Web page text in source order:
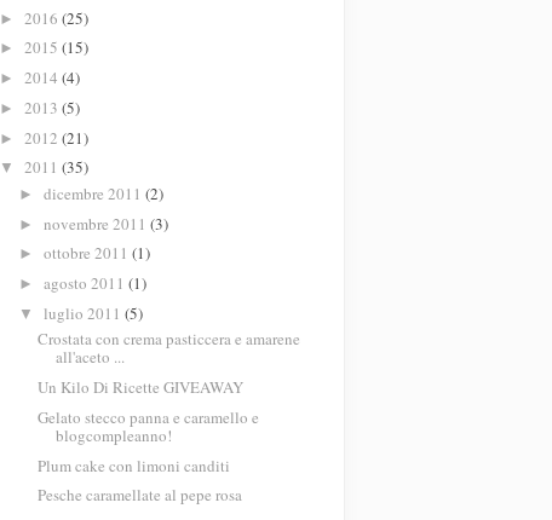
► 2016 (25)
► 2015 (15)
► 2014 (4)
► 2013 (5)
► 2012 (21)
▼ 2011 (35)
► dicembre 2011 (2)
► novembre 2011 (3)
► ottobre 2011 (1)
► agosto 2011 (1)
▼ luglio 2011 (5)
Crostata con crema pasticcera e amarene
all'aceto ...
Un Kilo Di Ricette GIVEAWAY
Gelato stecco panna e caramello e
blogcompleanno!
Plum cake con limoni canditi
Pesche caramellate al pepe rosa